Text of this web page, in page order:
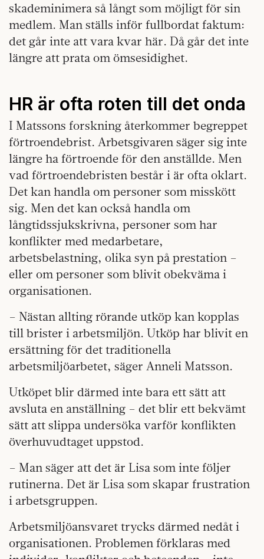
skademinimera så långt som möjligt för sin
medlem. Man ställs inför fullbordat faktum:
det går inte att vara kvar här. Då går det inte
längre att prata om ömsesidighet.
HR är ofta roten till det onda
I Matssons forskning återkommer begreppet
förtroendebrist. Arbetsgivaren säger sig inte
längre ha förtroende för den anställde. Men
vad förtroendebristen består i är ofta oklart.
Det kan handla om personer som misskött
sig. Men det kan också handla om
långtidssjukskrivna, personer som har
konflikter med medarbetare,
arbetsbelastning, olika syn på prestation –
eller om personer som blivit obekväma i
organisationen.
– Nästan allting rörande utköp kan kopplas
till brister i arbetsmiljön. Utköp har blivit en
ersättning för det traditionella
arbetsmiljöarbetet, säger Anneli Matsson.
Utköpet blir därmed inte bara ett sätt att
avsluta en anställning – det blir ett bekvämt
sätt att slippa undersöka varför konflikten
överhuvudtaget uppstod.
– Man säger att det är Lisa som inte följer
rutinerna. Det är Lisa som skapar frustration
i arbetsgruppen.
Arbetsmiljöansvaret trycks därmed nedåt i
organisationen. Problemen förklaras med